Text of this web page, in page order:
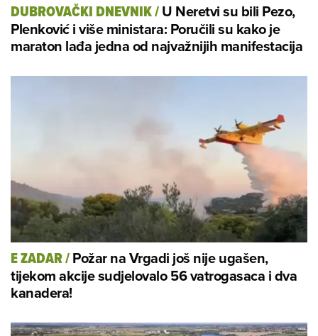
DUBROVAČKI DNEVNIK/U Neretvi su bili Pezo,
Plenković i više ministara: Poručili su kako je
maraton lađa jedna od najvažnijih manifestacija
E ZADAR/Požar na Vrgadi još nije ugašen,
tijekom akcije sudjelovalo 56 vatrogasaca i dva
kanadera!